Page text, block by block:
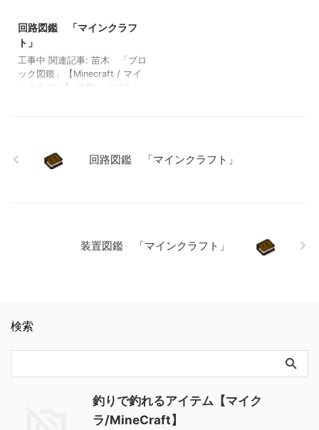
フト」 エンティティ図鑑
「マインクラフト」
ィンジケーター ❏ ファント
回路図鑑 「マインクラフ
ト」
工事中 関連記事: 苗木 「ブロ
ック図鑑」【Minecraft / マイ
ンクラフト】 岩盤 「ブロッ
ト】 エンティティ図鑑 「マ
インクラフト」
回路図鑑 「マインクラフト」
装置図鑑 「マインクラフト」
検索
釣りで釣れるアイテム【マイク
ラ/MineCraft】